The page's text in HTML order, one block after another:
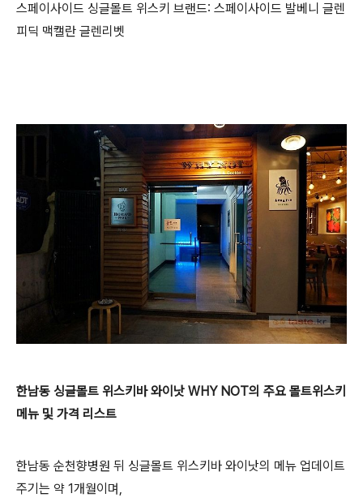
스페이사이드 싱글몰트 위스키 브랜드: 스페이사이드 발베니 글렌
피딕 맥캘란 글렌리벳
한남동 싱글몰트 위스키바 와이낫 WHY NOT의 주요 몰트위스키
메뉴 및 가격 리스트
한남동 순천향병원 뒤 싱글몰트 위스키바 와이낫의 메뉴 업데이트
주기는 약 1개월이며,